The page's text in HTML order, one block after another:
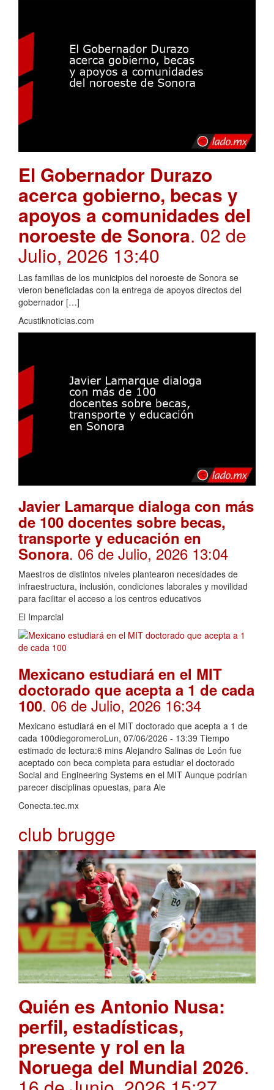
El Gobernador Durazo
acerca gobierno, becas y
apoyos a comunidades del
noroeste de Sonora. 02 de
Julio, 2026 13:40
Las familias de los municipios del noroeste de Sonora se
vieron beneficiadas con la entrega de apoyos directos del
gobernador […]
Acustiknoticias.com
Javier Lamarque dialoga con más
de 100 docentes sobre becas,
transporte y educación en
Sonora. 06 de Julio, 2026 13:04
Maestros de distintos niveles plantearon necesidades de
infraestructura, inclusión, condiciones laborales y movilidad
para facilitar el acceso a los centros educativos
El Imparcial
Mexicano estudiará en el MIT
doctorado que acepta a 1 de cada
100. 06 de Julio, 2026 16:34
Mexicano estudiará en el MIT doctorado que acepta a 1 de
cada 100diegoromeroLun, 07/06/2026 - 13:39 Tiempo
estimado de lectura:6 mins Alejandro Salinas de León fue
aceptado con beca completa para estudiar el doctorado
Social and Engineering Systems en el MIT Aunque podrían
parecer disciplinas opuestas, para Ale
Conecta.tec.mx
club brugge
Quién es Antonio Nusa:
perfil, estadísticas,
presente y rol en la
Noruega del Mundial 2026.